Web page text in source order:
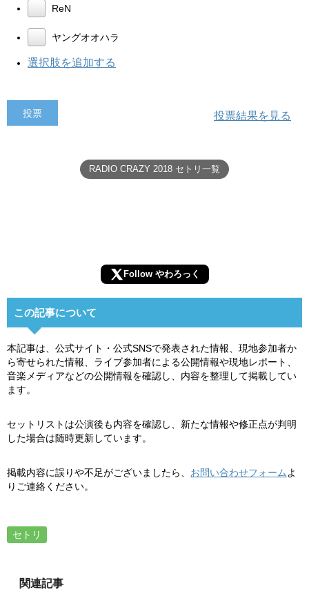
ReN
ヤングオオハラ
選択肢を追加する
投票結果を見る
RADIO CRAZY 2018 セトリ一覧
Follow やわろっく
この記事について
本記事は、公式サイト・公式SNSで発表された情報、現地参加者か
ら寄せられた情報、ライブ参加者による公開情報や現地レポート、
音楽メディアなどの公開情報を確認し、内容を整理して掲載してい
ます。
セットリストは公演後も内容を確認し、新たな情報や修正点が判明
した場合は随時更新しています。
掲載内容に誤りや不足がございましたら、 お問い合わせフォーム よ
りご連絡ください。
セトリ
関連記事